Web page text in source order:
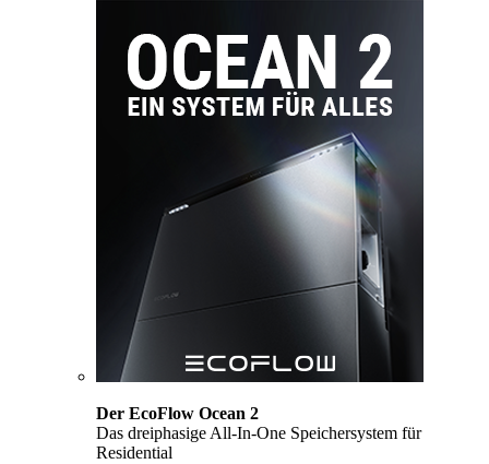
Der EcoFlow Ocean 2
Das dreiphasige All-In-One Speichersystem für
Residential